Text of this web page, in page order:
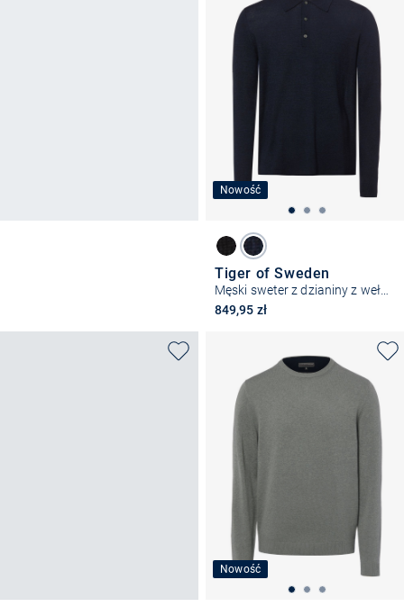
Nowość
Tiger of Sweden
Męski sweter z dzianiny z wełny merynosowej
849,95 zł
Nowość